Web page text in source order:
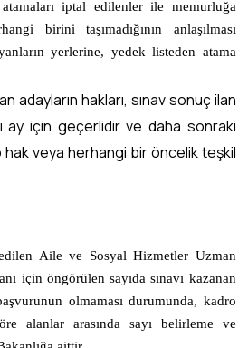
iptal edilenler ile memurluğa
birini taşımadığının anlaşılması
yerlerine, yedek listeden atama
adayların hakları, sınav sonuç ilan
ay için geçerlidir ve daha sonraki
hak veya herhangi bir öncelik teşkil
Aile ve Sosyal Hizmetler Uzman
için öngörülen sayıda sınavı kazanan
olmaması durumunda, kadro
alanlar arasında sayı belirleme ve